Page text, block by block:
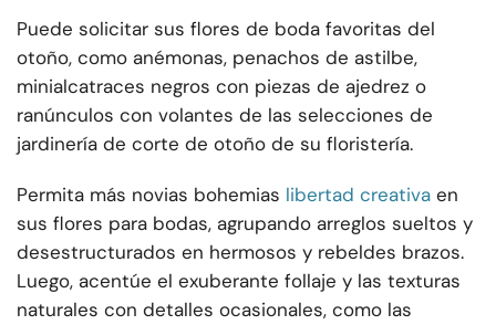
Puede solicitar sus flores de boda favoritas del
otoño, como anémonas, penachos de astilbe,
minialcatraces negros con piezas de ajedrez o
ranúnculos con volantes de las selecciones de
jardinería de corte de otoño de su floristería.
Permita más novias bohemias libertad creativa en
sus flores para bodas, agrupando arreglos sueltos y
desestructurados en hermosos y rebeldes brazos.
Luego, acentúe el exuberante follaje y las texturas
naturales con detalles ocasionales, como las